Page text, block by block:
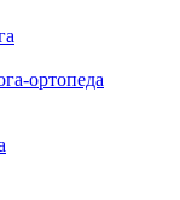
ортопеда